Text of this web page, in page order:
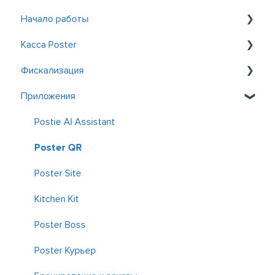
Начало работы
Знакомство с Poster
Регистрация и вход
Касса Poster
Общие
Обслуживание у столиков
Заказ
Скидки и акции
Отчеты
Фискализация
Фискализация в Казахстане
Фискализация в Узбекистане
Приложения
Postie AI Assistant
Poster QR
Poster Site
Kitchen Kit
Poster Boss
Poster Курьер